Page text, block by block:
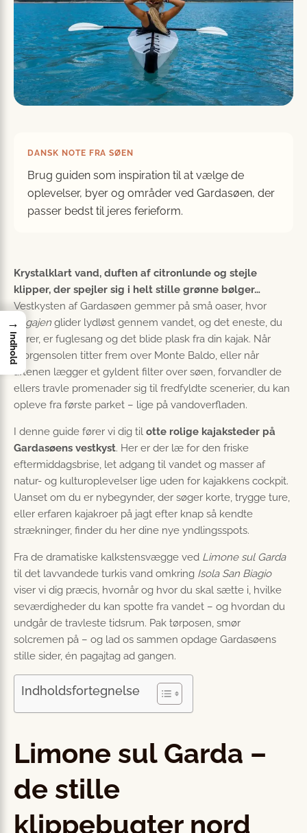
DANSK NOTE FRA SØEN
Brug guiden som inspiration til at vælge de
oplevelser, byer og områder ved Gardasøen, der
passer bedst til jeres ferieform.
Krystalklart vand, duften af citronlunde og stejle
klipper, der spejler sig i helt stille grønne bølger…
Vestkysten af Gardasøen gemmer på små oaser, hvor
pagajen glider lydløst gennem vandet, og det eneste, du
hører, er fuglesang og det blide plask fra din kajak. Når
morgensolen titter frem over Monte Baldo, eller når
aftenen lægger et gyldent filter over søen, forvandler de
ellers travle promenader sig til fredfyldte scenerier, du kan
opleve fra første parket – lige på vandoverfladen.
I denne guide fører vi dig til otte rolige kajaksteder på
Gardasøens vestkyst. Her er der læ for den friske
eftermiddagsbrise, let adgang til vandet og masser af
natur- og kulturoplevelser lige uden for kajakkens cockpit.
Uanset om du er nybegynder, der søger korte, trygge ture,
eller erfaren kajakroer på jagt efter knap så kendte
strækninger, finder du her dine nye yndlingsspots.
Fra de dramatiske kalkstensvægge ved Limone sul Garda
til det lavvandede turkis vand omkring Isola San Biagio
viser vi dig præcis, hvornår og hvor du skal sætte i, hvilke
seværdigheder du kan spotte fra vandet – og hvordan du
undgår de travleste tidsrum. Pak tørposen, smør
solcremen på – og lad os sammen opdage Gardasøens
stille sider, én pagajtag ad gangen.
Indholdsfortegnelse
Limone sul Garda –
de stille
klippebugter nord
→
Indhold